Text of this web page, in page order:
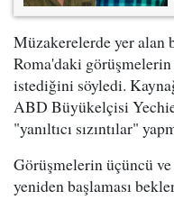
Müzakerelerde yer
Roma'daki
istediğini söyledi.
ABD Büyükelçisi
"yanıltıcı sızıntılar"
Görüşmelerin üçüncü
yeniden başlaması